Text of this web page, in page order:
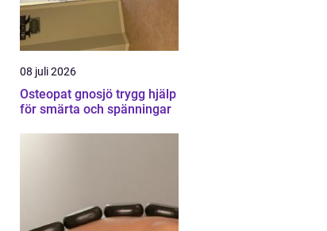
08 juli 2026
Osteopat gnosjö trygg hjälp
för smärta och spänningar